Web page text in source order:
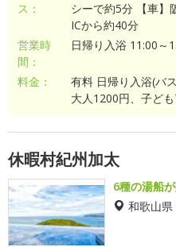
ス：
シーで約5分 【車】
ICから約40分
営業時
間：
日帰り入浴 11:00～
料金：
有料 日帰り入浴(バ
大人1200円、子ど
休暇村紀州加太
6種の湯船
和歌山県